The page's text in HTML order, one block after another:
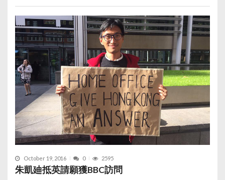
October 19, 2016 0 2595
朱凱廸抵英請願獲BBC訪問